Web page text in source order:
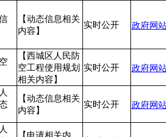
【动态信息相关
内容】
实时公开 政府网
【西城区人民防
空工程使用规划
相关内容】
实时公开 政府网
【动态信息相关
内容】
实时公开 政府网
【申请相关内